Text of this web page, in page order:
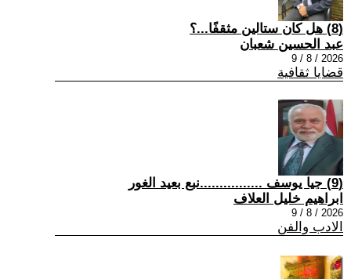
(8) هل كان ستالين مثقفًا...؟
عبد الحسين شعبان
2026 / 8 / 9
قضايا ثقافية
(9) جيا يوسف ................نبع بعيد الغور
ابراهيم خليل العلاف
2026 / 8 / 9
الادب والفن